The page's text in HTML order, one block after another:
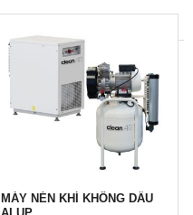
MÁY NÉN KHÍ KHÔNG DẦU